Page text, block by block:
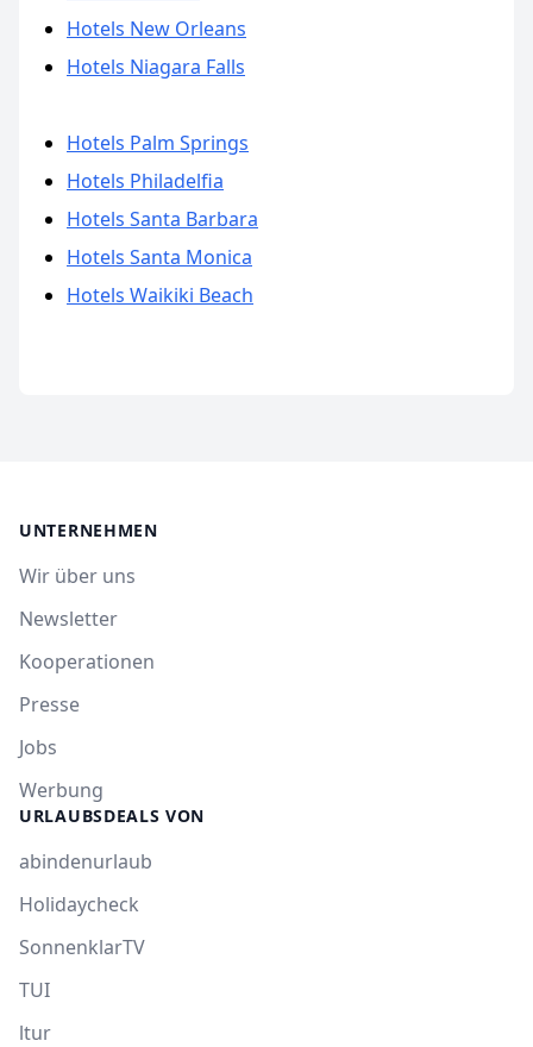
Hotels New Orleans
Hotels Niagara Falls
Hotels Palm Springs
Hotels Philadelfia
Hotels Santa Barbara
Hotels Santa Monica
Hotels Waikiki Beach
UNTERNEHMEN
Wir über uns
Newsletter
Kooperationen
Presse
Jobs
Werbung
URLAUBSDEALS VON
abindenurlaub
Holidaycheck
SonnenklarTV
TUI
ltur